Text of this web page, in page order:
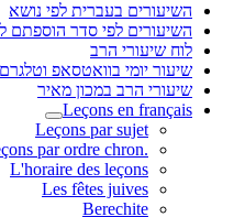
השיעורים בעברית לפי נושא
השיעורים לפי סדר הוספתם
לוח שיעורי הרב
שיעור יומי בוואטסאפ וטלגרם
שיעורי הרב במכון מאיר
Leçons en français
Leçons par sujet
.Leçons par ordre chron
L'horaire des leçons
Les fêtes juives
Berechite